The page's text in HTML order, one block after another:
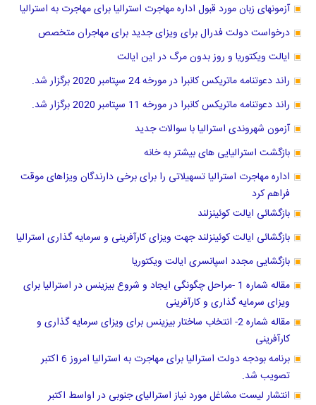
آزمونهای زبان مورد قبول اداره مهاجرت استرالیا برای مهاجرت به استرالیا
درخواست دولت فدرال برای ویزای جدید برای مهاجران متخصص
ایالت ویکتوریا و روز بدون مرگ در این ایالت
راند دعوتنامه ماتریکس کانبرا در مورخه 24 سپتامبر 2020 برگزار شد.
راند دعوتنامه ماتریکس کانبرا در مورخه 11 سپتامبر 2020 برگزار شد.
آزمون شهروندی استرالیا با سوالات جدید
بازگشت استرالیایی های بیشتر به خانه
اداره مهاجرت استرالیا تسهیلاتی را برای برخی دارندگان ویزاهای موقت
فراهم کرد
بازگشائی ایالت کوئینزلند
بازگشائی ایالت کوئینزلند جهت ویزای کارآفرینی و سرمایه گذاری استرالیا
بازگشایی مجدد اسپانسری ایالت ویکتوریا
مقاله شماره 1 -مراحل چگونگی ایجاد و شروع بیزینس در استرالیا برای
ویزای سرمایه گذاری و کارآفرینی
مقاله شماره 2- انتخاب ساختار بیزینس برای ویزای سرمایه گذاری و
کارآفرینی
برنامه بودجه دولت استرالیا برای مهاجرت به استرالیا امروز 6 اکتبر
تصویب شد.
انتشار لیست مشاغل مورد نیاز استرالیای جنوبی در اواسط اکتبر